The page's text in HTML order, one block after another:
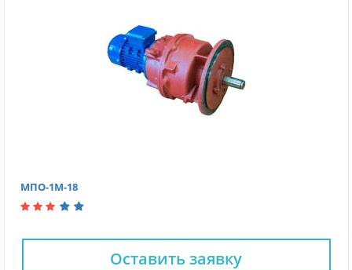
МПО-1М-18
Оставить заявку